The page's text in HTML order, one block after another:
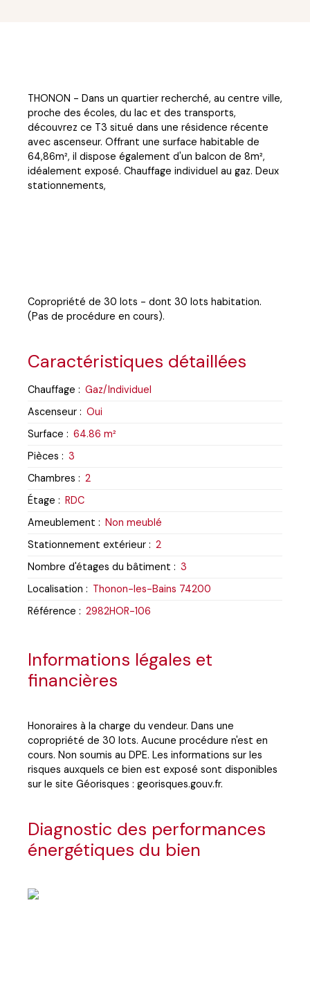
THONON - Dans un quartier recherché, au centre ville,
proche des écoles, du lac et des transports,
découvrez ce T3 situé dans une résidence récente
avec ascenseur. Offrant une surface habitable de
64,86m², il dispose également d'un balcon de 8m²,
idéalement exposé. Chauffage individuel au gaz. Deux
stationnements,
Copropriété de 30 lots - dont 30 lots habitation.
(Pas de procédure en cours).
Caractéristiques détaillées
Chauffage : Gaz/Individuel
Ascenseur : Oui
Surface : 64.86 m²
Pièces : 3
Chambres : 2
Étage : RDC
Ameublement : Non meublé
Stationnement extérieur : 2
Nombre d'étages du bâtiment : 3
Localisation : Thonon-les-Bains 74200
Référence : 2982HOR-106
Informations légales et
financières
Honoraires à la charge du vendeur. Dans une
copropriété de 30 lots. Aucune procédure n'est en
cours. Non soumis au DPE. Les informations sur les
risques auxquels ce bien est exposé sont disponibles
sur le site Géorisques : georisques.gouv.fr.
Diagnostic des performances
énergétiques du bien